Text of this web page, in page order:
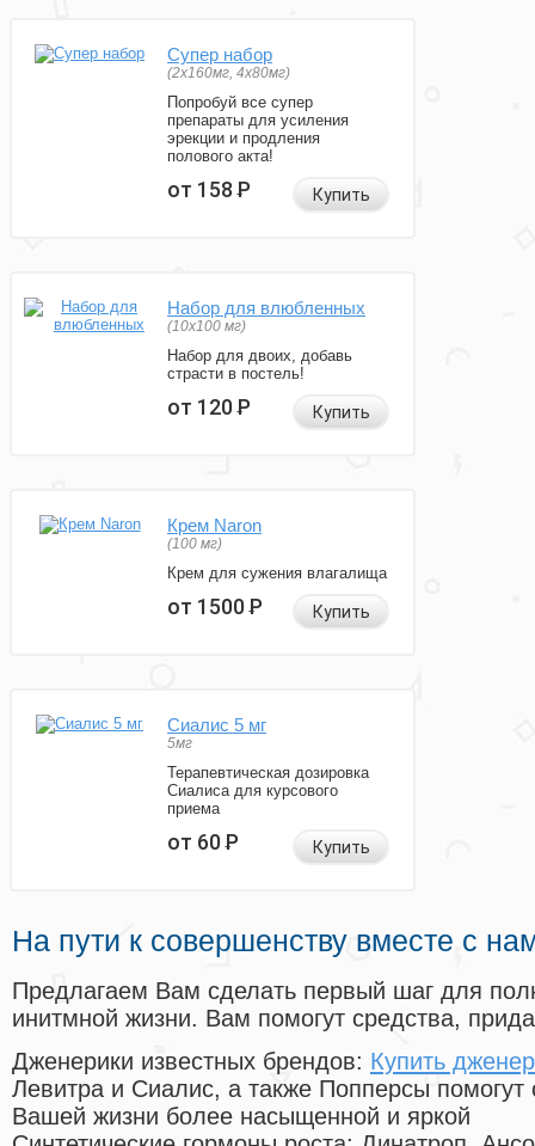
Супер набор
(2х160мг, 4х80мг)
Попробуй все супер
препараты для усиления
эрекции и продления
полового акта!
от 158Р Купить
Набор для влюбленных
(10х100 мг)
Набор для двоих, добавь
страсти в постель!
от 120Р Купить
Крем Naron
(100 мг)
Крем для сужения влагалища
от 1500Р Купить
Сиалис 5 мг
5мг
Терапевтическая дозировка
Сиалиса для курсового
приема
от 60Р Купить
На пути к совершенству вместе с
Предлагаем Вам сделать первый шаг для
инитмной жизни. Вам помогут средства,
Дженерики известных брендов: Купить
Левитра и Сиалис, а также Попперсы помогут
Вашей жизни более насыщенной и яркой